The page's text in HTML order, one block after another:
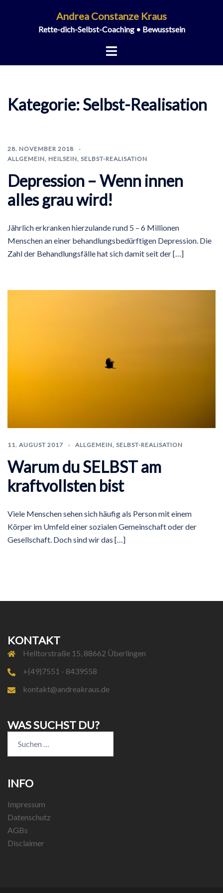
Andrea Constanze Kraus
Rette-dich-Selbst-Coaching • Bewusstsein
Menü
Kategorie:Selbst-Realisation
28. NOVEMBER 2018
ALLGEMEIN, HEILSEIN, SELBST-REALISATION
Depression – Wenn innen
alles grau wird!
Jährlich erkranken hierzulande rund 5 – 6 Millionen
Menschen an einer behandlungsbedürftigen Depression. Die
Zahl der Behandlungsfälle hat sich damit seit der […]
11. AUGUST 2017 ALLGEMEIN, SELBST-REALISATION
Warum du SELBST am
kraftvollsten bist
Viele Menschen sehen sich häufig als Person mit einem
Körper im Umfeld einer sozialen Gemeinschaft oder der
Gesellschaft. Doch sind wir das […]
KONTAKT
Helltorstraße 15, 88662 Überlingen
+(49)7551 - 8439558
kontakt@andreakraus.de
WAS SUCHST DU?
nach:
INFO
Impressum
Datenschutz
AGBs
Disclaimer